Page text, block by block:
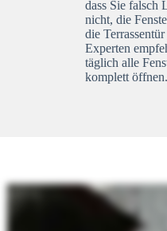
dass Sie falsch
nicht, die
die
Experten
täglich alle
komplett öffnen.